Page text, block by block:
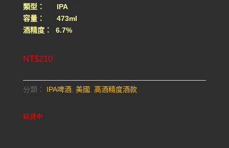
類型： IPA
容量： 473ml
酒精度： 6.7%
NT$210
分類： IPA啤酒, 美國, 高酒精度酒款
缺貨中